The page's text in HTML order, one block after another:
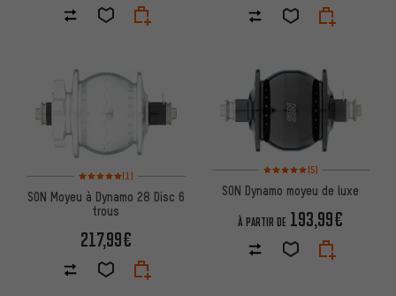
Note moyenne : 5 sur 5 d'après 1 avis
(1)
SON Moyeu à Dynamo 28 Disc 6
trous
217,99€
Note moyenne : 5 sur 5
(5)
SON Dynamo moyeu de luxe
À PARTIR DE 193,99€